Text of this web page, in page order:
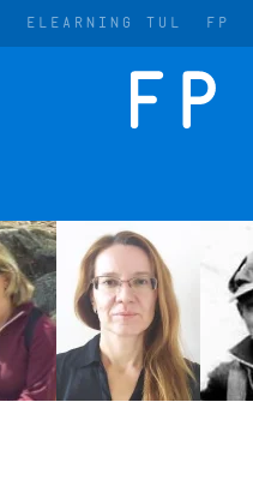
ELEARNING TUL FP